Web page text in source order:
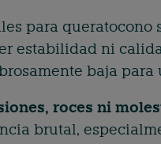
para queratocono
estabilidad ni
baja
roces ni
brutal,